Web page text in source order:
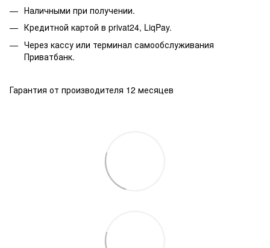
Наличными при получении.
Кредитной картой в privat24, LiqPay.
Через кассу или терминал самообслуживания
Приватбанк.
Гарантия от производителя 12 месяцев